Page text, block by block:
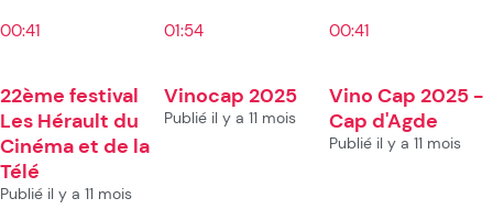
00:41
22ème festival
Les Hérault du
Cinéma et de la
Télé
Publié il y a 11 mois
01:54
Vinocap 2025
Publié il y a 11 mois
00:41
Vino Cap 2025 -
Cap d'Agde
Publié il y a 11 mois